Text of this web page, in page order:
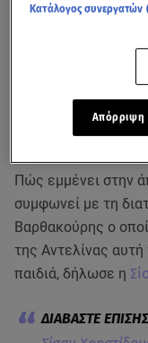
Πώς εμμένει στην
συμφωνεί με τη
Βαρθακούρης ο
της Αντελίνας αυτή
παιδιά, δήλωσε η
Κατάλογος συνεργατών
Απόρριψη